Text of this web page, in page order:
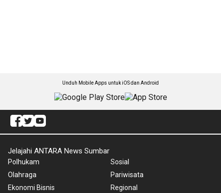
Unduh Mobile Apps untuk iOS dan Android
Jelajahi ANTARA News Sumbar
Polhukam
Olahraga
Ekonomi Bisnis
Sosial
Pariwisata
Regional